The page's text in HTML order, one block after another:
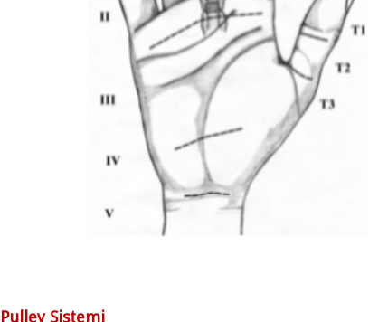
Pulley Sistemi